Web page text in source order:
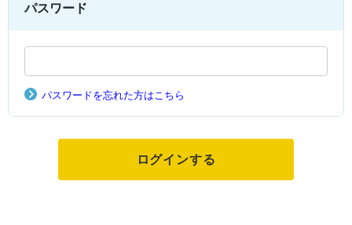
パスワード
パスワードを忘れた方はこちら